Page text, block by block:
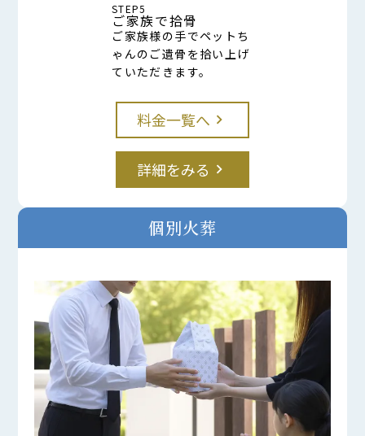
STEP5
ご家族で拾骨
ご家族様の手でペットち
ゃんのご遺骨を拾い上げ
ていただきます。
料金一覧へ keyboard_arrow_right
詳細をみる keyboard_arrow_right
個別火葬